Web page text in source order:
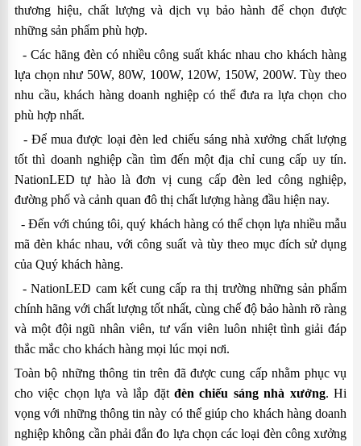
thương hiệu, chất lượng và dịch vụ bảo hành để chọn được
những sản phẩm phù hợp.
- Các hãng đèn có nhiều công suất khác nhau cho khách hàng
lựa chọn như 50W, 80W, 100W, 120W, 150W, 200W. Tùy theo
nhu cầu, khách hàng doanh nghiệp có thể đưa ra lựa chọn cho
phù hợp nhất.
- Để mua được loại đèn led chiếu sáng nhà xưởng chất lượng
tốt thì doanh nghiệp cần tìm đến một địa chỉ cung cấp uy tín.
NationLED tự hào là đơn vị cung cấp đèn led công nghiệp,
đường phố và cảnh quan đô thị chất lượng hàng đầu hiện nay.
- Đến với chúng tôi, quý khách hàng có thể chọn lựa nhiều mẫu
mã đèn khác nhau, với công suất và tùy theo mục đích sử dụng
của Quý khách hàng.
- NationLED cam kết cung cấp ra thị trường những sản phẩm
chính hãng với chất lượng tốt nhất, cùng chế độ bảo hành rõ ràng
và một đội ngũ nhân viên, tư vấn viên luôn nhiệt tình giải đáp
thắc mắc cho khách hàng mọi lúc mọi nơi.
Toàn bộ những thông tin trên đã được cung cấp nhằm phục vụ
cho việc chọn lựa và lắp đặt đèn chiếu sáng nhà xưởng. Hi
vọng với những thông tin này có thể giúp cho khách hàng doanh
nghiệp không cần phải đắn đo lựa chọn các loại đèn công xưởng